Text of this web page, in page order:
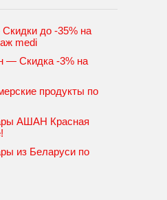
до -35% на
medi
— Скидка -3% на
продукты по
АШАН Красная
из Беларуси по